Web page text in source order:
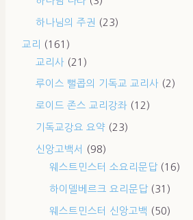
하나님의 주권 (23)
교리
(161)
교리사 (21)
루이스 뻘콥의 기독교 교리사 (2)
로이드 존스 교리강좌 (12)
기독교강요 요약 (23)
신앙고백서
(98)
웨스트민스터 소요리문답(16)
하이델베르크 요리문답(31)
웨스트민스터 신앙고백 (50)